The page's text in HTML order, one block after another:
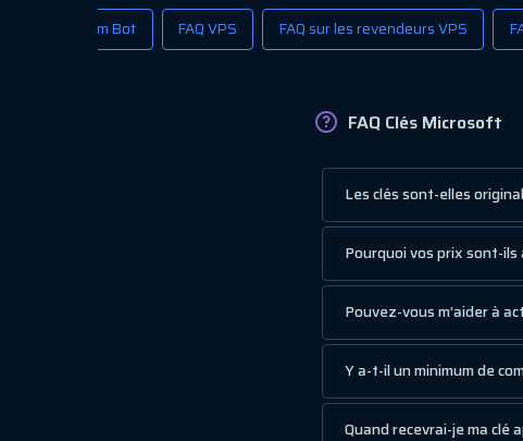
FAQ Telegram Bot FAQ VPS FAQ sur les revendeurs VPS
FAQ Clés Microsoft
Les clés sont-elles
Pourquoi vos prix sont-
Pouvez-vous m’aider à
Y a-t-il un minimum de
Quand recevrai-je ma clé